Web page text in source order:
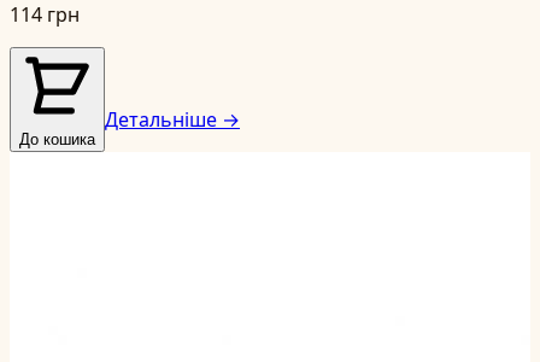
114 грн
До кошика
Детальніше →